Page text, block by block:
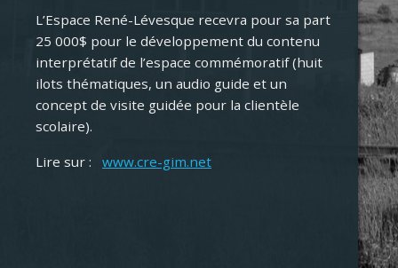
L’Espace René-Lévesque recevra pour sa part
25 000$ pour le développement du contenu
interprétatif de l’espace commémoratif (huit
ilots thématiques, un audio guide et un
concept de visite guidée pour la clientèle
scolaire).
Lire sur : www.cre-gim.net